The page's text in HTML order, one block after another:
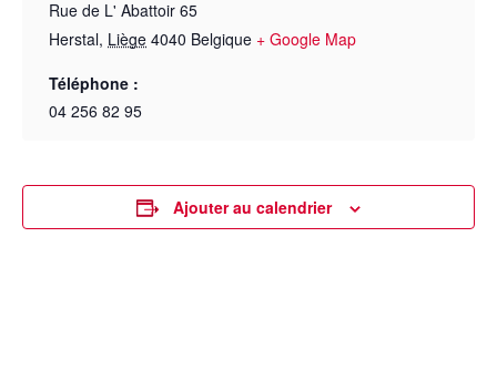
Rue de L' Abattoir 65
Herstal, Liège 4040 Belgique + Google Map
Téléphone :
04 256 82 95
Ajouter au calendrier